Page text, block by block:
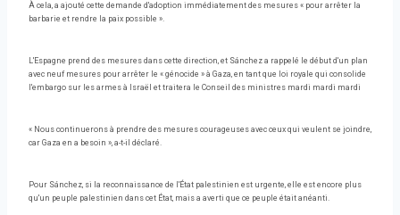
À cela, a ajouté cette demande d'adoption immédiatement des mesures « pour arrêter la
barbarie et rendre la paix possible ».
L'Espagne prend des mesures dans cette direction, et Sánchez a rappelé le début d'un plan
avec neuf mesures pour arrêter le « génocide » à Gaza, en tant que loi royale qui consolide
l'embargo sur les armes à Israël et traitera le Conseil des ministres mardi mardi mardi
« Nous continuerons à prendre des mesures courageuses avec ceux qui veulent se joindre,
car Gaza en a besoin », a-t-il déclaré.
Pour Sánchez, si la reconnaissance de l'État palestinien est urgente, elle est encore plus
qu'un peuple palestinien dans cet État, mais a averti que ce peuple était anéanti.